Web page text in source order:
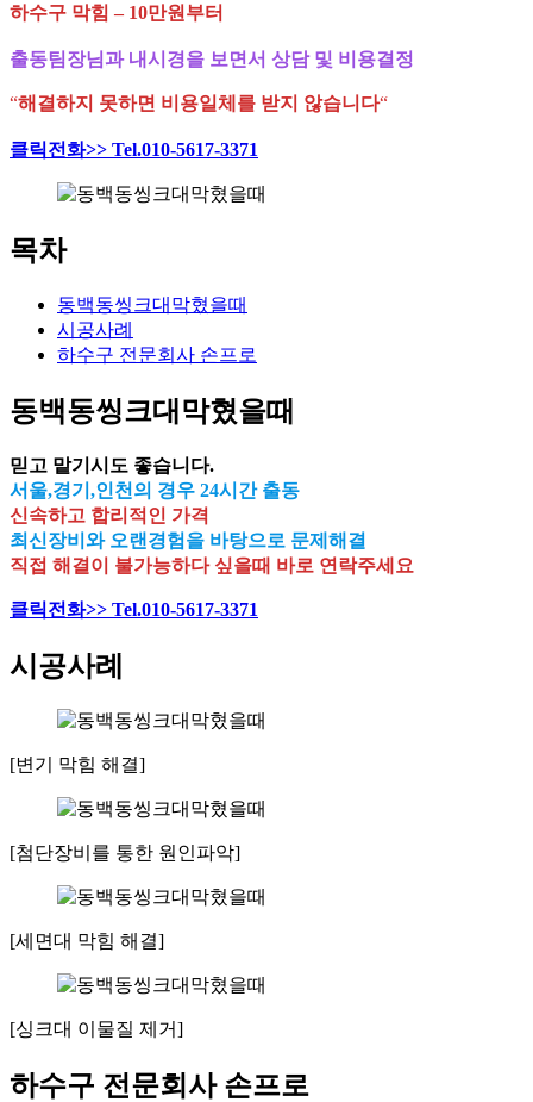
하수구 막힘 – 10만원부터
출동팀장님과 내시경을 보면서 상담 및 비용결정
“해결하지 못하면 비용일체를 받지 않습니다“
클릭전화>> Tel.010-5617-3371
목차
동백동씽크대막혔을때
시공사례
하수구 전문회사 손프로
동백동씽크대막혔을때
믿고 맡기시도 좋습니다.
서울,경기,인천의 경우 24시간 출동
신속하고 합리적인 가격
최신장비와 오랜경험을 바탕으로 문제해결
직접 해결이 불가능하다 싶을때 바로 연락주세요
클릭전화>> Tel.010-5617-3371
시공사례
[변기 막힘 해결]
[첨단장비를 통한 원인파악]
[세면대 막힘 해결]
[싱크대 이물질 제거]
하수구 전문회사 손프로